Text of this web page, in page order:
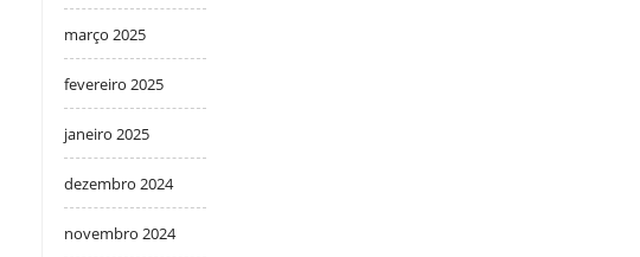
março 2025
fevereiro 2025
janeiro 2025
dezembro 2024
novembro 2024